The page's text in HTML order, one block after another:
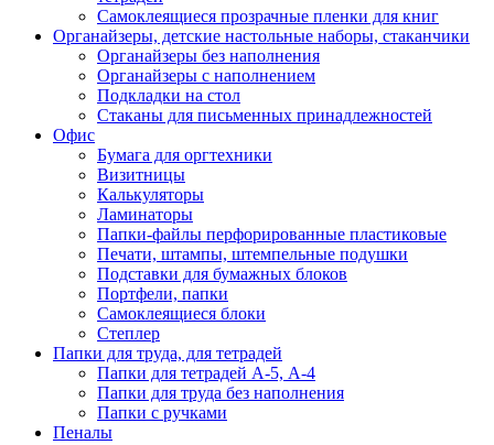
Самоклеящиеся прозрачные пленки для книг
Органайзеры, детские настольные наборы, стаканчики
Органайзеры без наполнения
Органайзеры с наполнением
Подкладки на стол
Стаканы для письменных принадлежностей
Офис
Бумага для оргтехники
Визитницы
Калькуляторы
Ламинаторы
Папки-файлы перфорированные пластиковые
Печати, штампы, штемпельные подушки
Подставки для бумажных блоков
Портфели, папки
Самоклеящиеся блоки
Степлер
Папки для труда, для тетрадей
Папки для тетрадей А-5, А-4
Папки для труда без наполнения
Папки с ручками
Пеналы